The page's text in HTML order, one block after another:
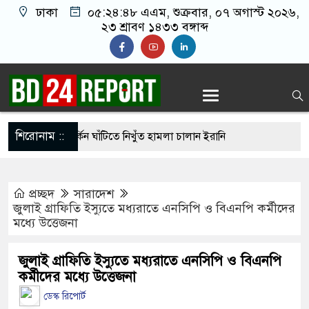
ঢাকা ০৫:২৪:৪৯ এএম, শুক্রবার, ০৭ অগাস্ট ২০২৬,
২৩ শ্রাবণ ১৪৩৩ বঙ্গাব্দ
শিরোনাম ::
ছাড়াই মার্কিন ঘাঁটিতে নিখুঁত হামলা চালান ইরানি
১০০ পরিবারকে নতুন ঘর দেবেন প্রধানমন্ত্রী
ছবি তুলে লন্ডনে বয়ফ্রেন্ডের কাছে পাঠাতেন
ছাত্রী
‘হাজারগুণ ভালো’ দেশ চালাচ্ছেন তারেক রহমান:
প্রচ্ছদ
সারাদেশ
জুলাই গ্রাফিতি ইস্যুতে মধ্যরাতে এনসিপি ও বিএনপি কর্মীদের
মধ্যে উত্তেজনা
জুলাই গ্রাফিতি ইস্যুতে মধ্যরাতে এনসিপি ও বিএনপি
কর্মীদের মধ্যে উত্তেজনা
ডেস্ক রিপোর্ট